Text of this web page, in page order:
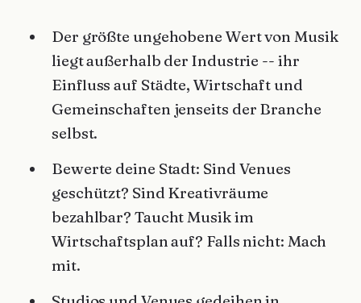
Der größte ungehobene Wert von Musik
liegt außerhalb der Industrie -- ihr
Einfluss auf Städte, Wirtschaft und
Gemeinschaften jenseits der Branche
selbst.
Bewerte deine Stadt: Sind Venues
geschützt? Sind Kreativräume
bezahlbar? Taucht Musik im
Wirtschaftsplan auf? Falls nicht: Mach
mit.